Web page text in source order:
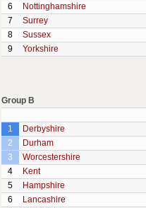
6
Nottinghamshire
7
Surrey
8
Sussex
9
Yorkshire
Group B
1
Derbyshire
2
Durham
3
Worcestershire
4
Kent
5
Hampshire
6
Lancashire